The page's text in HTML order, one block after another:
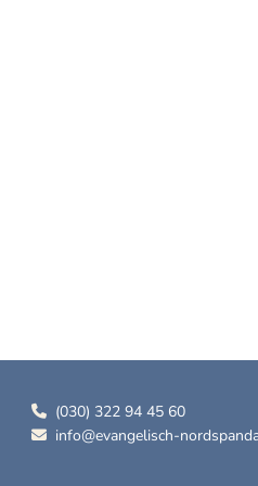
 (030) 322 94 45 60
 info@evangelisch-